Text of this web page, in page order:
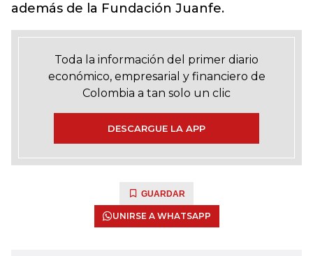
además de la Fundación Juanfe.
Toda la información del primer diario
económico, empresarial y financiero de
Colombia a tan solo un clic
DESCARGUE LA APP
GUARDAR
UNIRSE A WHATSAPP